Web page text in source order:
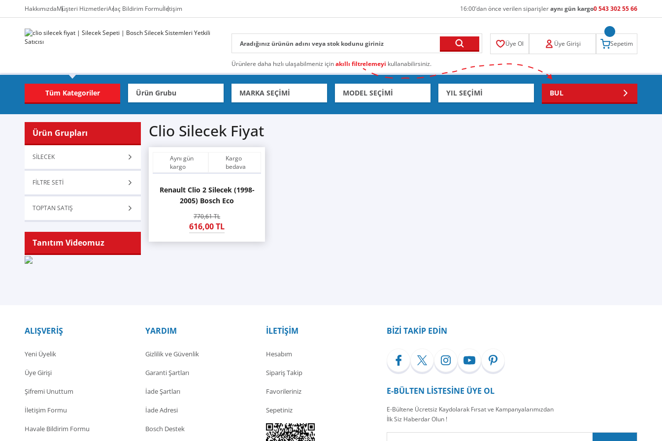
HakkımızdaMüşteri HizmetleriAraç Bildirim Formuİletişim 16:00’dan önce verilen siparişleraynı gün kargo0 543 302 55 66
Ürünlere daha hızlı ulaşabilmeniz içinakıllı filtrelemeyi kullanabilirsiniz.
Üye Ol Üye Girişi Sepetim
Tüm Kategoriler BUL
Ürün Grupları
SİLECEK
FİLTRE SETİ
TOPTAN SATIŞ
Tanıtım Videomuz
Clio Silecek Fiyat
Aynı gün
kargo
Kargo
bedava
Renault Clio 2 Silecek (1998-
2005) Bosch Eco
770,61 TL
616,00 TL
ALIŞVERİŞ
Yeni Üyelik
Üye Girişi
Şifremi Unuttum
İletişim Formu
Havale Bildirim Formu
YARDIM
Gizlilik ve Güvenlik
Garanti Şartları
İade Şartları
İade Adresi
Bosch Destek
İLETİŞİM
Hesabım
Sipariş Takip
Favorileriniz
Sepetiniz
BİZİ TAKİP EDİN
E-BÜLTEN LİSTESİNE ÜYE OL
E-Bültene Ücretsiz Kaydolarak Fırsat ve Kampanyalarımızdan
İlk Siz Haberdar Olun !